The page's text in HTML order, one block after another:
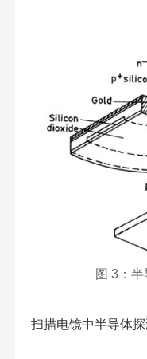
图 3：
扫描电镜中半导体